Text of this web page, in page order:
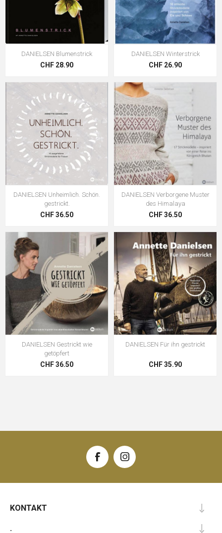
DANIELSEN Blumenstrick
CHF 28.90
DANIELSEN Winterstrick
CHF 26.90
DANIELSEN Unheimlich. Schön.
gestrickt.
CHF 36.50
DANIELSEN Verborgene Muster
des Himalaya
CHF 36.50
DANIELSEN Gestrickt wie
getöpfert
CHF 36.50
DANIELSEN Für ihn gestrickt
CHF 35.90
KONTAKT
.